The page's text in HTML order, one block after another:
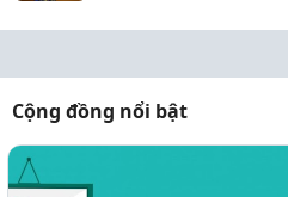
Cộng đồng nổi bật